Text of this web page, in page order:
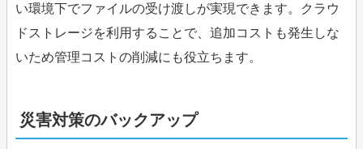
い環境下でファイルの受け渡しが実現できます。クラウ
ドストレージを利用することで、追加コストも発生しな
いため管理コストの削減にも役立ちます。
災害対策のバックアップ